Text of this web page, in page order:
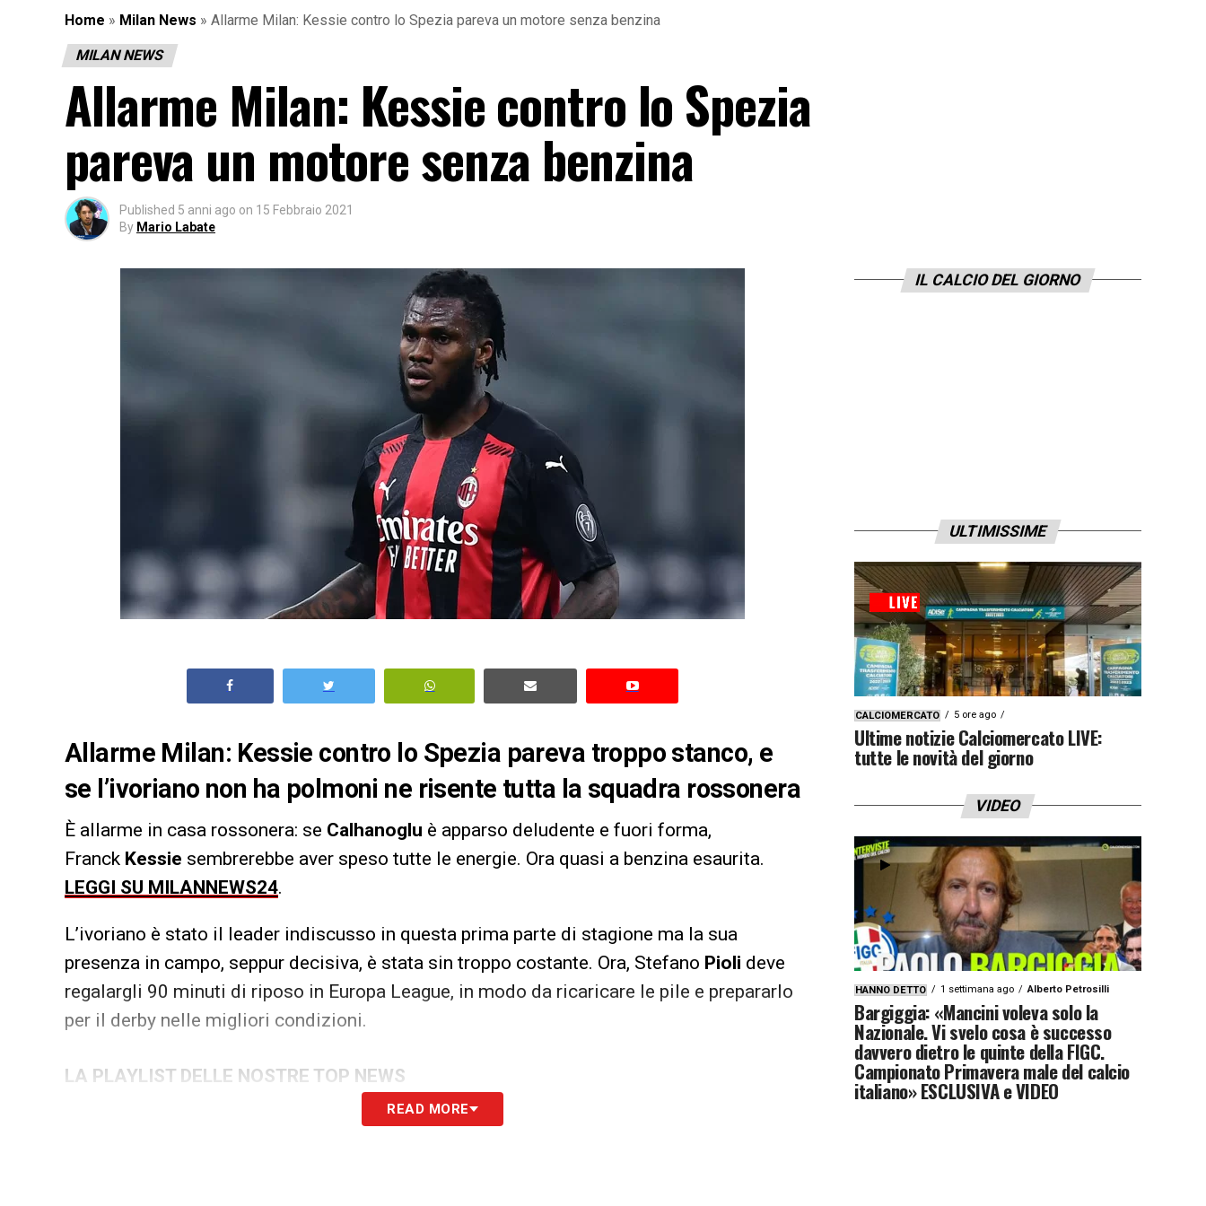
Home » Milan News » Allarme Milan: Kessie contro lo Spezia pareva un motore senza benzina
MILAN NEWS
Allarme Milan: Kessie contro lo Spezia
pareva un motore senza benzina
Published 5 anni ago on 15 Febbraio 2021
By Mario Labate
Allarme Milan: Kessie contro lo Spezia pareva troppo stanco, e
se l’ivoriano non ha polmoni ne risente tutta la squadra rossonera
È allarme in casa rossonera: se Calhanoglu è apparso deludente e fuori forma,
Franck Kessie sembrerebbe aver speso tutte le energie. Ora quasi a benzina esaurita.
LEGGI SU MILANNEWS24.
L’ivoriano è stato il leader indiscusso in questa prima parte di stagione ma la sua
presenza in campo, seppur decisiva, è stata sin troppo costante. Ora, Stefano Pioli deve
regalargli 90 minuti di riposo in Europa League, in modo da ricaricare le pile e prepararlo
per il derby nelle migliori condizioni.
LA PLAYLIST DELLE NOSTRE TOP NEWS
READ MORE
IL CALCIO DEL GIORNO
ULTIMISSIME
CALCIOMERCATO 5 ore ago
Ultime notizie Calciomercato LIVE:
tutte le novità del giorno
VIDEO
HANNO DETTO 1 settimana ago Alberto Petrosilli
Bargiggia: «Mancini voleva solo la
Nazionale. Vi svelo cosa è successo
davvero dietro le quinte della FIGC.
Campionato Primavera male del calcio
italiano» ESCLUSIVA e VIDEO